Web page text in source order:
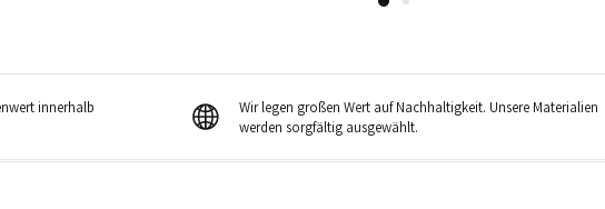
innerhalb
Wir legen großen Wert auf Nachhaltigkeit. Unsere Materialien
werden sorgfältig ausgewählt.